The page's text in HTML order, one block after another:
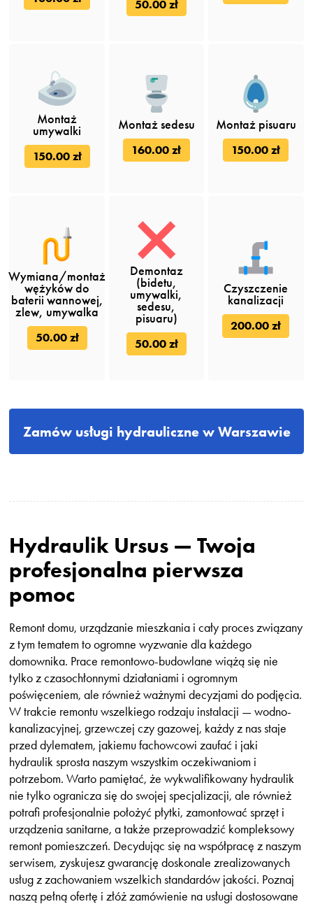
50.00 zł
Montaż
umywalki
150.00 zł
Montaż sedesu
160.00 zł
Montaż pisuaru
150.00 zł
Wymiana/montaż
wężyków do
baterii wannowej,
zlew, umywalka
50.00 zł
Demontaz
(bidetu,
umywalki,
sedesu,
pisuaru)
50.00 zł
Czyszczenie
kanalizacji
200.00 zł
Zamów usługi hydrauliczne w Warszawie
Hydraulik Ursus — Twoja
profesjonalna pierwsza
pomoc
Remont domu, urządzanie mieszkania i cały proces związany
z tym tematem to ogromne wyzwanie dla każdego
domownika. Prace remontowo-budowlane wiążą się nie
tylko z czasochłonnymi działaniami i ogromnym
poświęceniem, ale również ważnymi decyzjami do podjęcia.
W trakcie remontu wszelkiego rodzaju instalacji — wodno-
kanalizacyjnej, grzewczej czy gazowej, każdy z nas staje
przed dylematem, jakiemu fachowcowi zaufać i jaki
hydraulik sprosta naszym wszystkim oczekiwaniom i
potrzebom. Warto pamiętać, że wykwalifikowany hydraulik
nie tylko ogranicza się do swojej specjalizacji, ale również
potrafi profesjonalnie położyć płytki, zamontować sprzęt i
urządzenia sanitarne, a także przeprowadzić kompleksowy
remont pomieszczeń. Decydując się na współpracę z naszym
serwisem, zyskujesz gwarancję doskonale zrealizowanych
usług z zachowaniem wszelkich standardów jakości. Poznaj
naszą pełną ofertę i złóż zamówienie na usługi dostosowane